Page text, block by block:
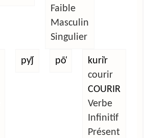
Faible
Masculin
Singulier
py̜ʃ põ̜
kuri̜r
courir
COURIR
Verbe
Infinitif
Présent